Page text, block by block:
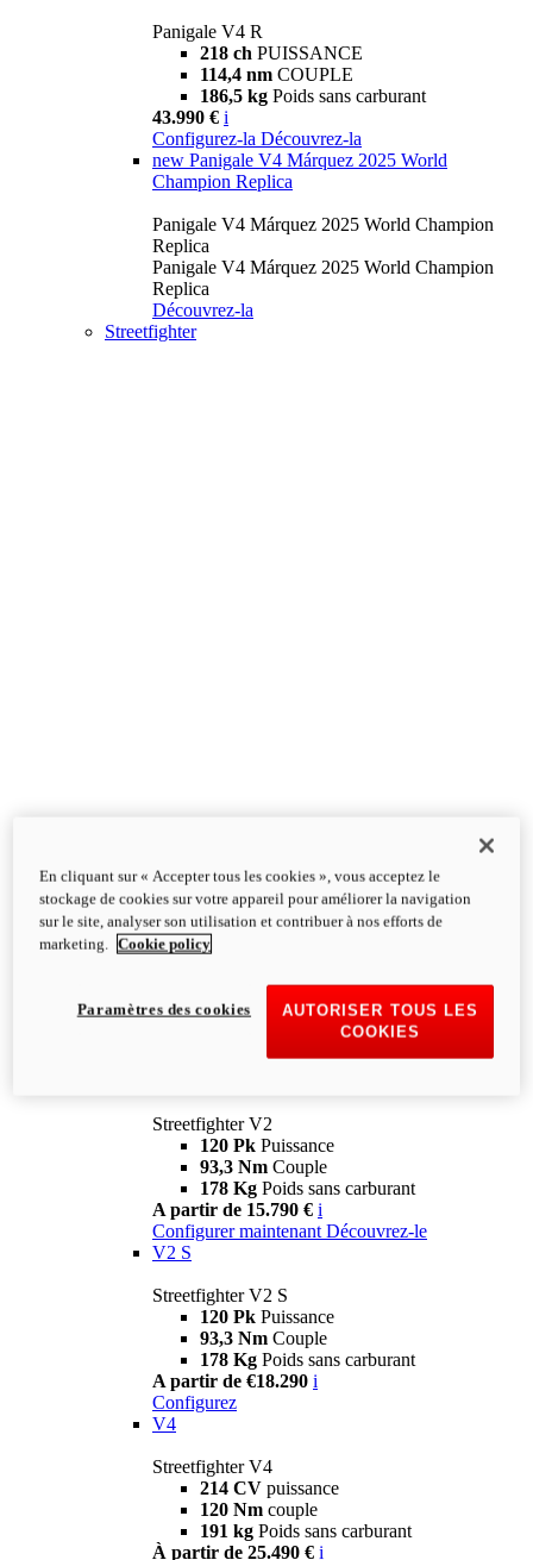
Panigale V4 R
218 ch PUISSANCE
114,4 nm COUPLE
186,5 kg Poids sans carburant
43.990 € i
Configurez-la Découvrez-la
new Panigale V4 Márquez 2025 World
Champion Replica
Panigale V4 Márquez 2025 World Champion
Replica
Panigale V4 Márquez 2025 World Champion
Replica
Découvrez-la
Streetfighter
Streetfighter V2
120 Pk Puissance
93,3 Nm Couple
178 Kg Poids sans carburant
A partir de 15.790 € i
Configurer maintenant Découvrez-le
V2 S
Streetfighter V2 S
120 Pk Puissance
93,3 Nm Couple
178 Kg Poids sans carburant
A partir de €18.290 i
Configurez
V4
Streetfighter V4
214 CV puissance
120 Nm couple
191 kg Poids sans carburant
À partir de 25.490 € i
En cliquant sur « Accepter tous les cookies », vous acceptez le
stockage de cookies sur votre appareil pour améliorer la navigation
sur le site, analyser son utilisation et contribuer à nos efforts de
marketing.
Cookie policy
AUTORISER TOUS LES
COOKIES
Paramètres des cookies